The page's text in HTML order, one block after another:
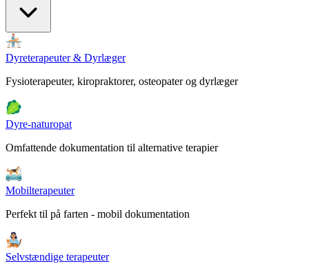
Dyreterapeuter & Dyrlæger
Fysioterapeuter, kiropraktorer, osteopater og dyrlæger
Dyre-naturopat
Omfattende dokumentation til alternative terapier
Mobilterapeuter
Perfekt til på farten - mobil dokumentation
Selvstændige terapeuter